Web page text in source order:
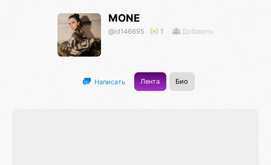
MONE
@id146695 1 Добавить
Написать Лента Био